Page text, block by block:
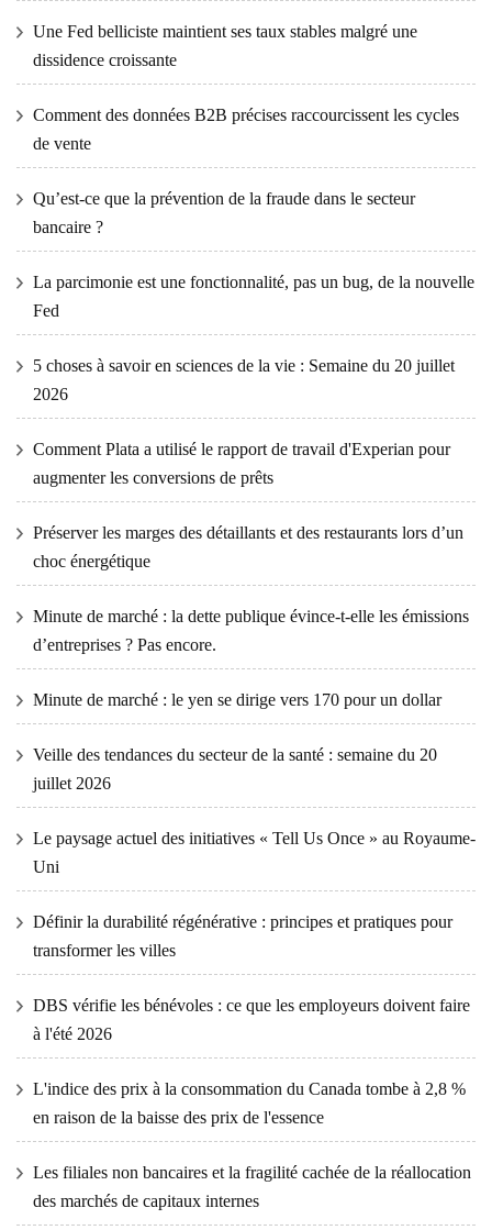
Une Fed belliciste maintient ses taux stables malgré une
dissidence croissante
Comment des données B2B précises raccourcissent les cycles
de vente
Qu’est-ce que la prévention de la fraude dans le secteur
bancaire ?
La parcimonie est une fonctionnalité, pas un bug, de la nouvelle
Fed
5 choses à savoir en sciences de la vie : Semaine du 20 juillet
2026
Comment Plata a utilisé le rapport de travail d'Experian pour
augmenter les conversions de prêts
Préserver les marges des détaillants et des restaurants lors d’un
choc énergétique
Minute de marché : la dette publique évince-t-elle les émissions
d’entreprises ? Pas encore.
Minute de marché : le yen se dirige vers 170 pour un dollar
Veille des tendances du secteur de la santé : semaine du 20
juillet 2026
Le paysage actuel des initiatives « Tell Us Once » au Royaume-
Uni
Définir la durabilité régénérative : principes et pratiques pour
transformer les villes
DBS vérifie les bénévoles : ce que les employeurs doivent faire
à l'été 2026
L'indice des prix à la consommation du Canada tombe à 2,8 %
en raison de la baisse des prix de l'essence
Les filiales non bancaires et la fragilité cachée de la réallocation
des marchés de capitaux internes